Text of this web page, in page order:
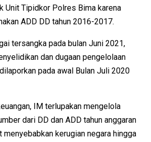
Unit Tipidkor Polres Bima karena
ADD DD tahun 2016-2017.
tersangka pada bulan Juni 2021,
dan dugaan pengelolaan
pada awal Bulan Juli 2020
IM terlupakan mengelola
dari DD dan ADD tahun anggaran
kerugian negara hingga